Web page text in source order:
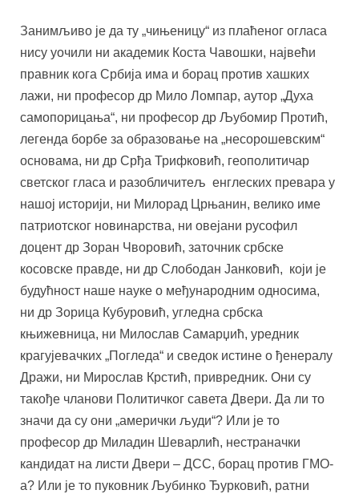
Занимљиво је да ту „чињеницу“ из плаћеног огласа
нису уочили ни академик Коста Чавошки, највећи
правник кога Србија има и борац против хашких
лажи, ни професор др Мило Ломпар, аутор „Духа
самопорицања“, ни професор др Љубомир Протић,
легенда борбе за образовање на „несорошевским“
основама, ни др Срђа Трифковић, геополитичар
светског гласа и разобличитељ енглеских превара у
нашој историји, ни Милорад Црњанин, велико име
патриотског новинарства, ни овејани русофил
доцент др Зоран Чворовић, заточник србске
косовске правде, ни др Слободан Јанковић, који је
будућност наше науке о међународним односима,
ни др Зорица Кубуровић, угледна србска
књижевница, ни Милослав Самарџић, уредник
крагујевачких „Погледа“ и сведок истине о ђенералу
Дражи, ни Мирослав Крстић, привредник. Они су
такође чланови Политичког савета Двери. Да ли то
значи да су они „амерички људи“? Или је то
професор др Миладин Шеварлић, нестраначки
кандидат на листи Двери – ДСС, борац против ГМО-
а? Или је то пуковник Љубинко Ђурковић, ратни